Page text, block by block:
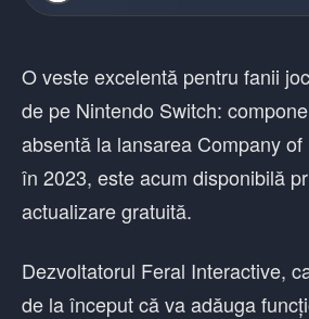
O veste excelentă pentru fanii
de pe Nintendo Switch:
absentă la lansarea Company
în 2023, este acum disponibilă
actualizare gratuită.
Dezvoltatorul Feral Interactive,
de la început că va adăuga